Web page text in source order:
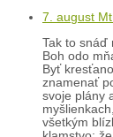
7. august
Tak to snáď
Boh odo
Byť
znamenať
svoje plány
všetkým